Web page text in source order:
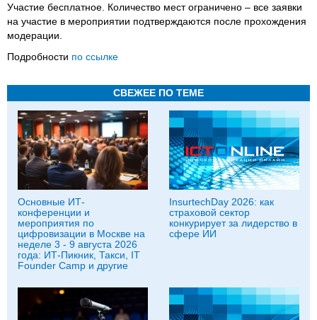
Участие бесплатное. Количество мест ограничено – все заявки
на участие в мероприятии подтверждаются после прохождения
модерации.
Подробности по ссылке
СВЕЖЕЕ ПО ТЕМЕ
Основные ИТ-
конференции и
мероприятия по
цифровизации в Москве на
неделе 3 - 9 августа 2026
года: ИТ-Пикник, Такси, IT
Founder Camp и другие
InsurtechDay 2026: как
страховой сектор
конкурирует за лидерство в
сфере ИИ